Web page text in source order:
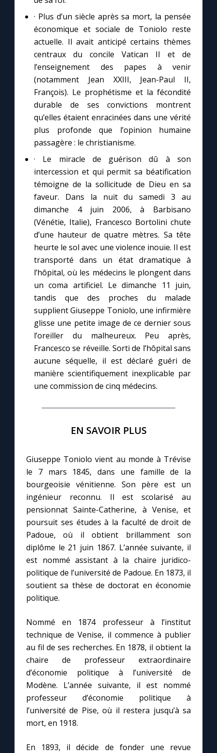
· Plus d’un siècle après sa mort, la pensée
économique et sociale de Toniolo reste
actuelle. Il avait anticipé certains thèmes
centraux du concile Vatican II et de
l’enseignement des papes à venir
(notamment Jean XXIII, Jean-Paul II,
François). Le prophétisme et la fécondité
durable de ses convictions montrent
qu’elles étaient enracinées dans une vérité
plus profonde que l’opinion humaine
passagère : le christianisme.
· Le miracle de guérison dû à son
intercession et qui permit sa béatification
témoigne de la sollicitude de Dieu en sa
faveur. Dans la nuit du samedi 3 au
dimanche 4 juin 2006, à Barbisano
(Vénétie, Italie), Francesco Bortolini chute
d’une hauteur de quatre mètres. Sa tête
heurte le sol avec une violence inouïe. Il est
transporté dans un état dramatique à
l’hôpital, où les médecins le plongent dans
un coma artificiel. Le dimanche 11 juin,
tandis que des proches du malade
supplient Giuseppe Toniolo, une infirmière
glisse une petite image de ce dernier sous
l’oreiller du malheureux. Peu après,
Francesco se réveille. Sorti de l’hôpital sans
aucune séquelle, il est déclaré guéri de
manière scientifiquement inexplicable par
une commission de cinq médecins.
EN SAVOIR PLUS
Giuseppe Toniolo vient au monde à Trévise
le 7 mars 1845, dans une famille de la
bourgeoisie vénitienne. Son père est un
ingénieur reconnu. Il est scolarisé au
pensionnat Sainte-Catherine, à Venise, et
poursuit ses études à la faculté de droit de
Padoue, où il obtient brillamment son
diplôme le 21 juin 1867. L’année suivante, il
est nommé assistant à la chaire juridico-
politique de l’université de Padoue. En 1873, il
soutient sa thèse de doctorat en économie
politique.
Nommé en 1874 professeur à l’institut
technique de Venise, il commence à publier
au fil de ses recherches. En 1878, il obtient la
chaire de professeur extraordinaire
d’économie politique à l’université de
Modène. L’année suivante, il est nommé
professeur d’économie politique à
l’université de Pise, où il restera jusqu’à sa
mort, en 1918.
En 1893, il décide de fonder une revue